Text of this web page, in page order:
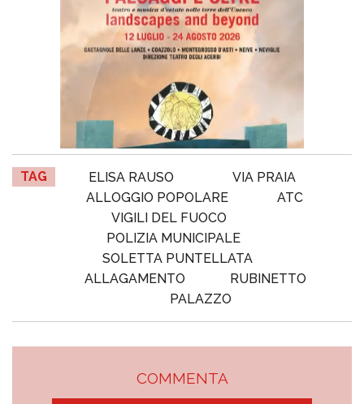
TAG ELISA RAUSO
VIA PRAIA
ALLOGGIO POPOLARE
ATC
VIGILI DEL FUOCO
POLIZIA MUNICIPALE
SOLETTA PUNTELLATA
ALLAGAMENTO
RUBINETTO
PALAZZO
COMMENTA